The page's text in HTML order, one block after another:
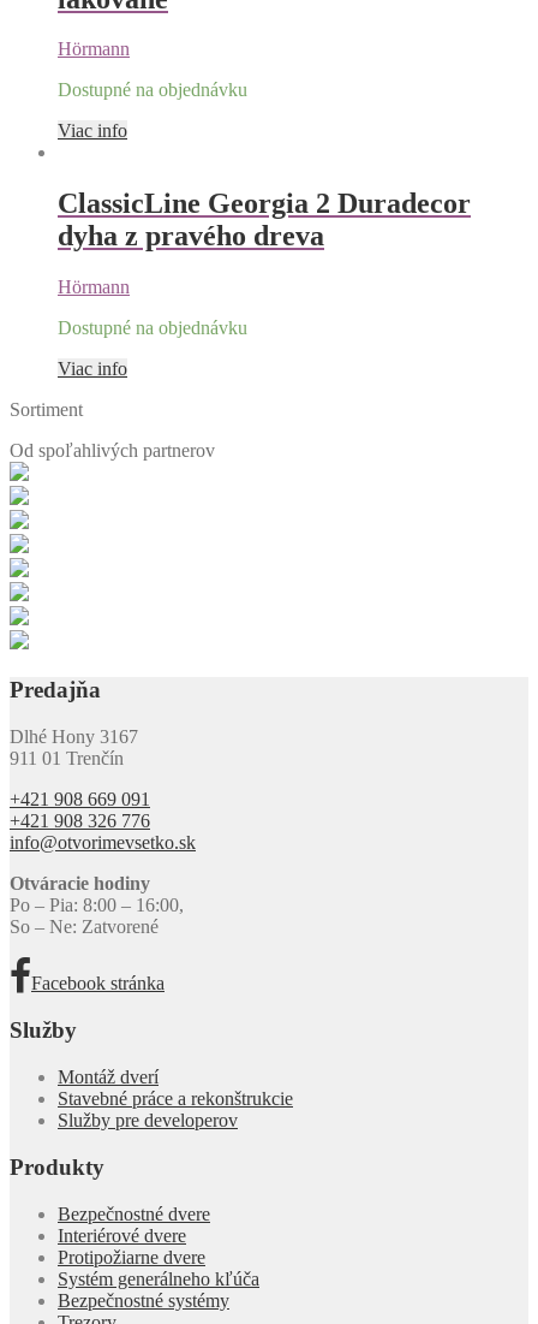
Hörmann
Dostupné na objednávku
Viac info
ClassicLine Georgia 2 Duradecor
dyha z pravého dreva
Hörmann
Dostupné na objednávku
Viac info
Sortiment
Od spoľahlivých partnerov
Predajňa
Dlhé Hony 3167
911 01 Trenčín
+421 908 669 091
+421 908 326 776
info@otvorimevsetko.sk
Otváracie hodiny
Po – Pia: 8:00 – 16:00,
So – Ne: Zatvorené
Facebook stránka
Služby
Montáž dverí
Stavebné práce a rekonštrukcie
Služby pre developerov
Produkty
Bezpečnostné dvere
Interiérové dvere
Protipožiarne dvere
Systém generálneho kľúča
Bezpečnostné systémy